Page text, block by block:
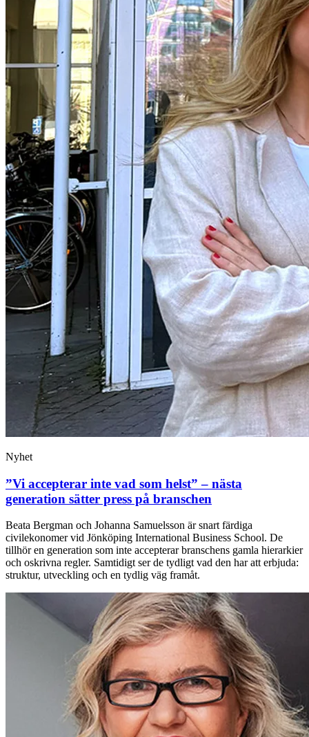
Nyhet
”Vi accepterar inte vad som helst” – nästa
generation sätter press på branschen
Beata Bergman och Johanna Samuelsson är snart färdiga
civilekonomer vid Jönköping International Business School. De
tillhör en generation som inte accepterar branschens gamla hierarkier
och oskrivna regler. Samtidigt ser de tydligt vad den har att erbjuda:
struktur, utveckling och en tydlig väg framåt.